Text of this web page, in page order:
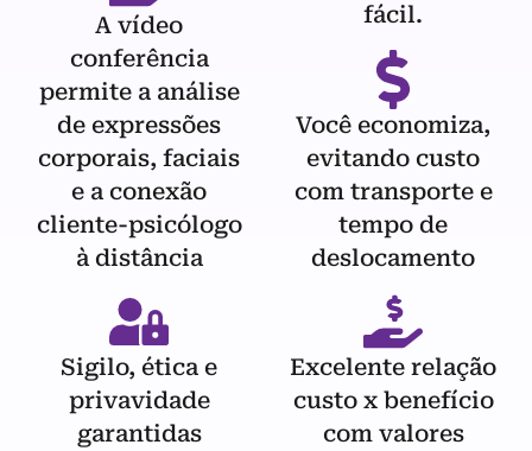
A vídeo
conferência
permite a análise
de expressões
corporais, faciais
e a conexão
cliente-psicólogo
à distância
Sigilo, ética e
privavidade
garantidas
fácil.
Você economiza,
evitando custo
com transporte e
tempo de
deslocamento
Excelente relação
custo x benefício
com valores